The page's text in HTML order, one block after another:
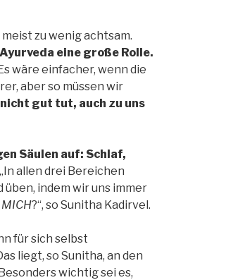
zu wenig achtsam.
eine große Rolle.
wäre einfacher, wenn die
aber so müssen wir
gut tut, auch zu uns
Säulen auf: Schlaf,
allen drei Bereichen
indem wir uns immer
MICH?“, so Sunitha Kadirvel.
für sich selbst
liegt, so Sunitha, an den
wichtig sei es,